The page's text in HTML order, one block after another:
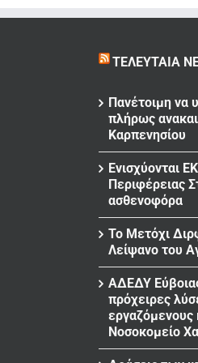
ΤΕΛΕΥΤΑΊΑ
Πανέτοιμη να
πλήρως
Καρπενησίου
Ενισχύονται
Περιφέρειας
ασθενοφόρα
Το Μετόχι
Λείψανο του
ΑΔΕΔΥ
πρόχειρες
εργαζόμενους
Νοσοκομείο